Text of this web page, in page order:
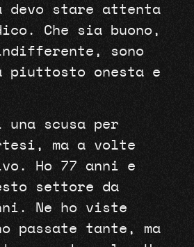
devo stare attenta
Che sia buono,
sono
piuttosto onesta e
una scusa per
ma a volte
Ho 77 anni e
settore da
Ne ho viste
passate tante, ma